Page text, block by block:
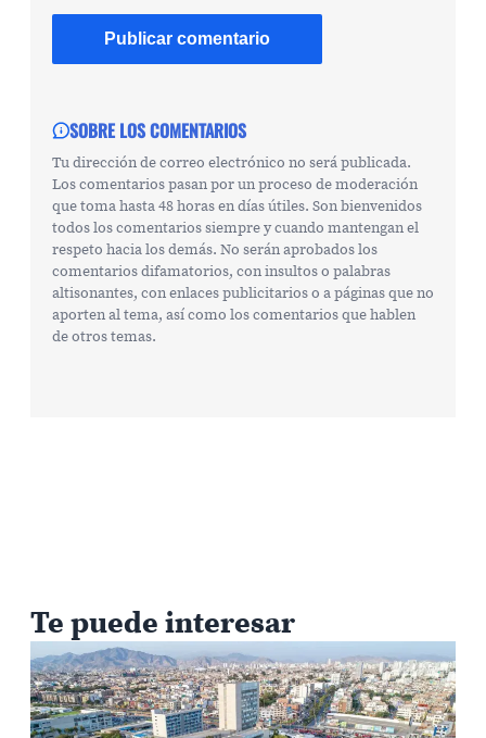
SOBRE LOS COMENTARIOS
Tu dirección de correo electrónico no será publicada.
Los comentarios pasan por un proceso de moderación
que toma hasta 48 horas en días útiles. Son bienvenidos
todos los comentarios siempre y cuando mantengan el
respeto hacia los demás. No serán aprobados los
comentarios difamatorios, con insultos o palabras
altisonantes, con enlaces publicitarios o a páginas que no
aporten al tema, así como los comentarios que hablen
de otros temas.
Te puede interesar